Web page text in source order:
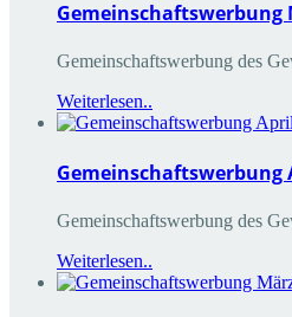
Gemeinschaftswerbung
Gemeinschaftswerbung des
Weiterlesen..
Gemeinschaftswerbung
Gemeinschaftswerbung des
Weiterlesen..